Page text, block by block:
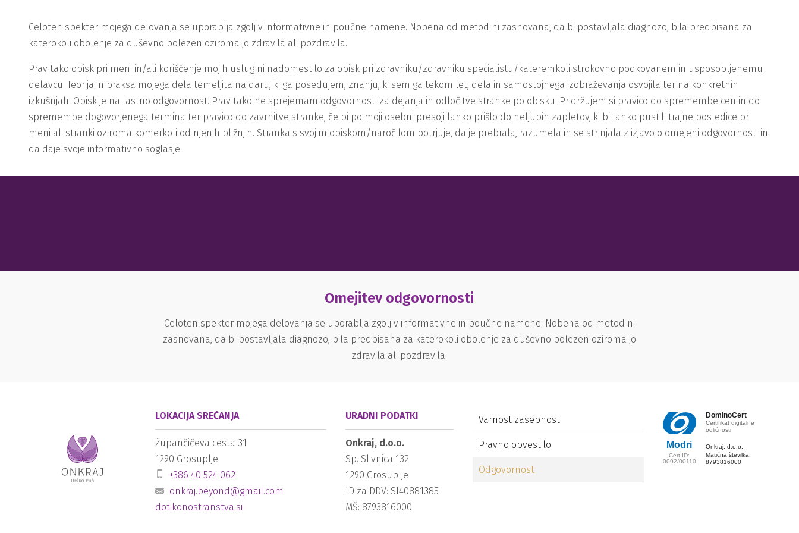
Celoten spekter mojega delovanja se uporablja zgolj v informativne in poučne namene. Nobena od metod ni zasnovana, da bi postavljala diagnozo, bila predpisana za
katerokoli obolenje za duševno bolezen oziroma jo zdravila ali pozdravila.
Prav tako obisk pri meni in/ali koriščenje mojih uslug ni nadomestilo za obisk pri zdravniku/zdravniku specialistu/kateremkoli strokovno podkovanem in usposobljenemu
delavcu. Teorija in praksa mojega dela temeljita na daru, ki ga posedujem, znanju, ki sem ga tekom let, dela in samostojnega izobraževanja osvojila ter na konkretnih
izkušnjah. Obisk je na lastno odgovornost. Prav tako ne sprejemam odgovornosti za dejanja in odločitve stranke po obisku. Pridržujem si pravico do spremembe cen in do
spremembe dogovorjenega termina ter pravico do zavrnitve stranke, če bi po moji osebni presoji lahko prišlo do neljubih zapletov, ki bi lahko pustili trajne posledice pri
meni ali stranki oziroma komerkoli od njenih bližnjih. Stranka s svojim obiskom/naročilom potrjuje, da je prebrala, razumela in se strinjala z izjavo o omejeni odgovornosti in
da daje svoje informativno soglasje.
Omejitev odgovornosti
Celoten spekter mojega delovanja se uporablja zgolj v informativne in poučne namene. Nobena od metod ni
zasnovana, da bi postavljala diagnozo, bila predpisana za katerokoli obolenje za duševno bolezen oziroma jo
zdravila ali pozdravila.
LOKACIJA SREČANJA
Župančičeva cesta 31
1290 Grosuplje
+386 40 524 062
onkraj.beyond@gmail.com
dotikonostranstva.si
URADNI PODATKI
Onkraj, d.o.o.
Sp. Slivnica 132
1290 Grosuplje
ID za DDV: SI40881385
MŠ: 8793816000
Varnost zasebnosti
Pravno obvestilo
Odgovornost
Modri
Cert ID:
0092/00110
DominoCert
Certifikat digitalne
odličnosti
Onkraj, d.o.o.
Matična številka:
8793816000